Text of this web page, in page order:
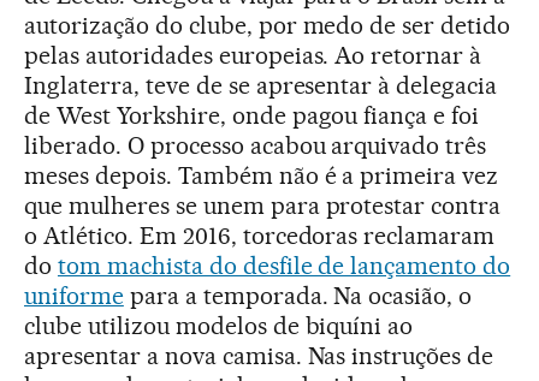
autorização do clube, por medo de ser detido
pelas autoridades europeias. Ao retornar à
Inglaterra, teve de se apresentar à delegacia
de West Yorkshire, onde pagou fiança e foi
liberado. O processo acabou arquivado três
meses depois. Também não é a primeira vez
que mulheres se unem para protestar contra
o Atlético. Em 2016, torcedoras reclamaram
do tom machista do desfile de lançamento do
uniformepara a temporada. Na ocasião, o
clube utilizou modelos de biquíni ao
apresentar a nova camisa. Nas instruções de